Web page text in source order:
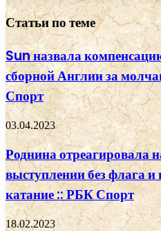
Статьи по теме
Sun назвала
сборной Англии за
Спорт
03.04.2023
Роднина отреагировала
выступлении без флага
катание :: РБК Спорт
18.02.2023